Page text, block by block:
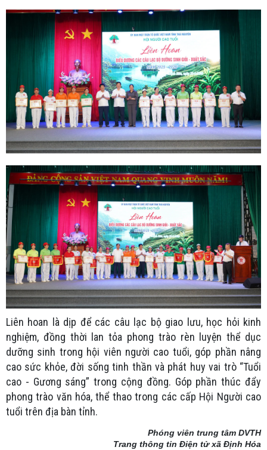
Liên hoan là dịp để các câu lạc bộ giao lưu, học hỏi kinh
nghiệm, đồng thời lan tỏa phong trào rèn luyện thể dục
dưỡng sinh trong hội viên người cao tuổi, góp phần nâng
cao sức khỏe, đời sống tinh thần và phát huy vai trò “Tuổi
cao - Gương sáng” trong cộng đồng. Góp phần thúc đẩy
phong trào văn hóa, thể thao trong các cấp Hội Người cao
tuổi trên địa bàn tỉnh.
Phóng viên trung tâm DVTH
Trang thông tin Điện tử xã Định Hóa